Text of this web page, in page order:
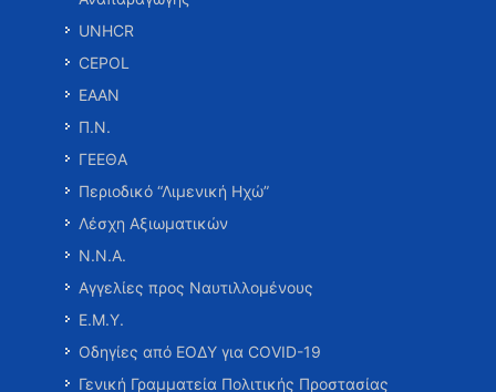
UNHCR
CEPOL
ΕΑΑΝ
Π.Ν.
ΓΕΕΘΑ
Περιοδικό “Λιμενική Ηχώ”
Λέσχη Αξιωματικών
Ν.Ν.Α.
Αγγελίες προς Ναυτιλλομένους
Ε.Μ.Υ.
Οδηγίες από ΕΟΔΥ για COVID-19
Γενική Γραμματεία Πολιτικής Προστασίας